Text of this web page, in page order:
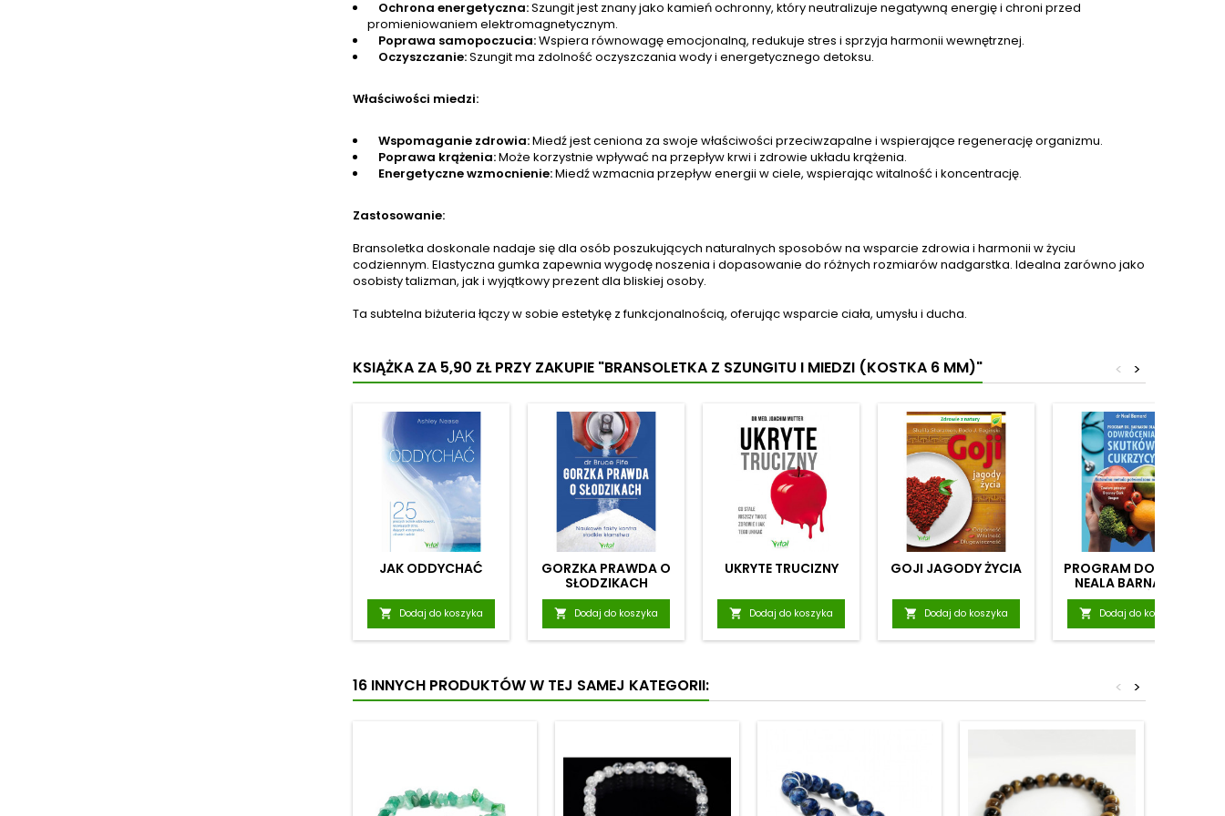
Autorka precyzyjnie
wyjaśnia,...
warzywa. Stosując...
źródłem...
Ochrona energetyczna:Szungit jest znany jako kamień ochronny, który neutralizuje negatywną energię i chroni przed
promieniowaniem elektromagnetycznym.
Poprawa samopoczucia:Wspiera równowagę emocjonalną, redukuje stres i sprzyja harmonii wewnętrznej.
Oczyszczanie:Szungit ma zdolność oczyszczania wody i energetycznego detoksu.
Właściwości miedzi:
Wspomaganie zdrowia:Miedź jest ceniona za swoje właściwości przeciwzapalne i wspierające regenerację organizmu.
Poprawa krążenia:Może korzystnie wpływać na przepływ krwi i zdrowie układu krążenia.
Energetyczne wzmocnienie:Miedź wzmacnia przepływ energii w ciele, wspierając witalność i koncentrację.
Zastosowanie:
Bransoletka doskonale nadaje się dla osób poszukujących naturalnych sposobów na wsparcie zdrowia i harmonii w życiu
codziennym. Elastyczna gumka zapewnia wygodę noszenia i dopasowanie do różnych rozmiarów nadgarstka. Idealna zarówno jako
osobisty talizman, jak i wyjątkowy prezent dla bliskiej osoby.
Ta subtelna biżuteria łączy w sobie estetykę z funkcjonalnością, oferując wsparcie ciała, umysłu i ducha.
KSIĄŻKA ZA 5,90 ZŁPRZY ZAKUPIE "BRANSOLETKA Z SZUNGITU I MIEDZI (KOSTKA 6 MM)" >
<
JAK ODDYCHAĆ
 Dodaj do koszyka
GORZKA PRAWDA O
SŁODZIKACH
 Dodaj do koszyka
UKRYTE TRUCIZNY
 Dodaj do koszyka
GOJI JAGODY ŻYCIA
 Dodaj do koszyka
PROGRAM DOKTORA
NEALA BARNARDA
DLA ODWRÓCENIA
SKUTKÓW CUKRZYCY
 Dodaj do koszyka
16 INNYCH PRODUKTÓW W TEJ SAMEJ KATEGORII: >
<